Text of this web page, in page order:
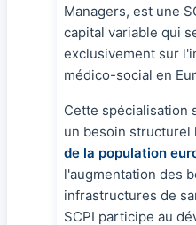
Managers, est une
capital variable qui
exclusivement sur
médico-social en
Cette spécialisation
un besoin structurel
de la population
l'augmentation des
infrastructures de
SCPI participe au